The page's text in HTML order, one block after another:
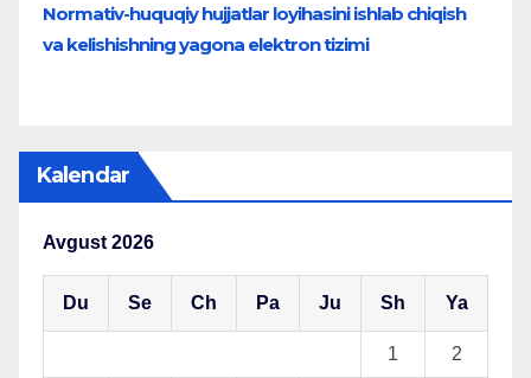
Normativ-huquqiy hujjatlar loyihasini ishlab chiqish
va kelishishning yagona elektron tizimi
Kalendar
Avgust 2026
Du Se Ch Pa Ju Sh Ya
1 2